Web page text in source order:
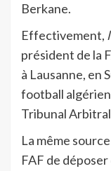
Berkane.
Effectivement,
président de la
à Lausanne, en
football
Tribunal
La même
FAF de